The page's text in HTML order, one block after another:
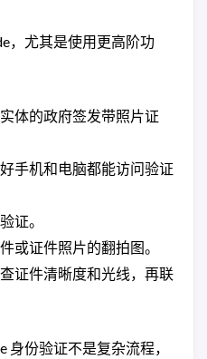
，尤其是使用更高阶功
体的政府签发带照片证
手机和电脑都能访问验证
证。
或证件照片的翻拍图。
证件清晰度和光线，再联
身份验证不是复杂流程，